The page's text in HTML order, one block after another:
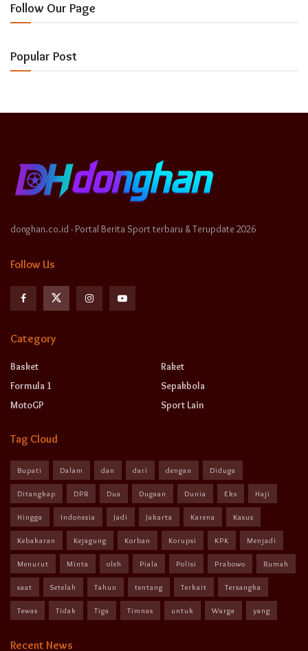
Follow Our Page
Popular Post
donghan.co.id - Portal Berita Sport terbaru & Terupdate 2026
Follow Us
Category
Basket
Formula 1
MotoGP
Raket
Sepakbola
Sport Lain
Tag Cloud
Bupati Dalam dan dari dengan Diduga
Ditangkap DPR Dua Dugaan Dunia Eks Haji
Hingga Indonesia Jadi Jakarta Karena Kasus
Kebakaran Kejagung Korban Korupsi KPK Menjadi
Menurut Minta oleh Piala Polisi Prabowo Rumah
saat Setelah Tahun tentang Terkait Tersangka
Tewas Tidak Tiga Timnas untuk Warga yang
Recent News